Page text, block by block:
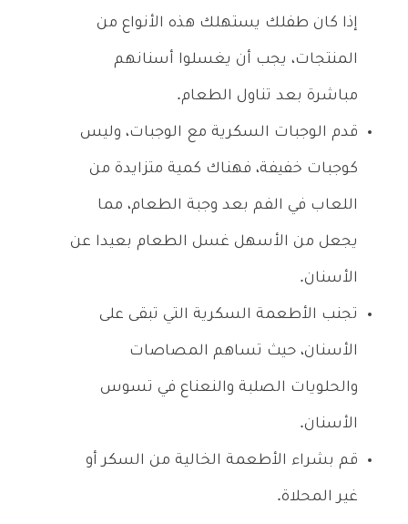
إذا كان طفلك يستهلك هذه الأنواع من
المنتجات، يجب أن يغسلوا أسنانهم
مباشرة بعد تناول الطعام.
قدم الوجبات السكرية مع الوجبات، وليس
كوجبات خفيفة، فهناك كمية متزايدة من
اللعاب في الفم بعد وجبة الطعام، مما
يجعل من الأسهل غسل الطعام بعيدا عن
الأسنان.
تجنب الأطعمة السكرية التي تبقى على
الأسنان، حيث تساهم المصاصات
والحلويات الصلبة والنعناع في تسوس
الأسنان.
قم بشراء الأطعمة الخالية من السكر أو
غير المحلاة.